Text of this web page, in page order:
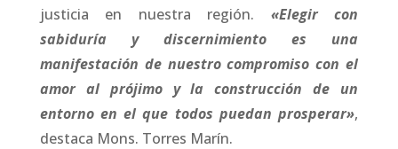
justicia en nuestra región. «Elegir con
sabiduría y discernimiento es una
manifestación de nuestro compromiso con el
amor al prójimo y la construcción de un
entorno en el que todos puedan prosperar»,
destaca Mons. Torres Marín.